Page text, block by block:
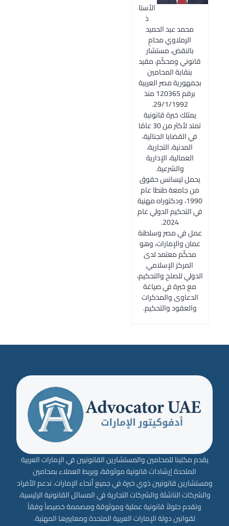
الأستا
ذ
محمد عبد الحميد
الرملاوي محامٍ
بالنقض، مستشار
قانوني ومحكّم، مقيد
بنقابة المحامين
بجمهورية مصر العربية
برقم 120365 منذ
29/1/1992.
يمتلك خبرة قانونية
تمتد لأكثر من 30 عامًا
في القضايا الجنائية،
المدنية، التجارية،
العمالية، الإدارية
والشرعية.
يحمل ليسانس حقوق
من جامعة طنطا عام
1990، ودكتوراه مهنية
في التحكيم الدولي عام
2024.
عمل في مصر وسلطنة
عمان والإمارات، وهو
محكّم معتمد لدى
المركز الإسلامي
الدولي للصلح والتحكيم،
مع خبرة في صياغة
الدعاوى والمذكرات
والعقود والتحكيم.
يقدم مكتبنا للمحامين والمستشارين القانونيين في الإمارات العربية
المتحدة إرشادات قانونية موثوقة، ويربط العملاء بمحامين
ومستشارين قانونيين ذوي خبرة في جميع أنحاء الإمارات. ندعم الأفراد
والشركات الناشئة والشركات التجارية في المسائل القانونية الرئيسية،
ونقدم حلولاً قانونية عملية وموثوقة ومصممة خصيصاً وفقاً
لقوانين دولة الإمارات العربية المتحدة ومعاييرها المهنية.